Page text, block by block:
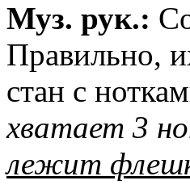
Муз. рук.:
Правильно,
стан с
хватает 3
лежит